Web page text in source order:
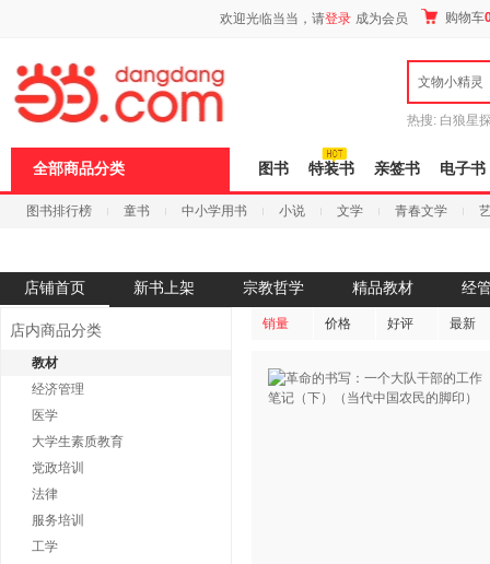
欢迎光临当当，请登录 成为会员 购物车
文物小精灵
热搜: 白狼星
全部商品分类 图书 特装书 亲签书 电子书
图书排行榜 童书 中小学用书 小说 文学 青春文学
店铺首页 新书上架 宗教哲学 精品教材 经
店内商品分类
教材
经济管理
医学
大学生素质教育
党政培训
法律
服务培训
工学
销量 价格 好评 最新
页
浪
键
打